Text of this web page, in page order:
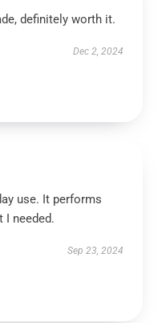
definitely worth it.
Dec 2, 2024
use. It performs
I needed.
Sep 23, 2024